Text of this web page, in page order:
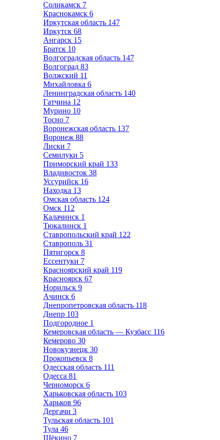
Соликамск 7
Краснокамск 6
Иркутская область 147
Иркутск 68
Ангарск 15
Братск 10
Волгоградская область 147
Волгоград 83
Волжский 11
Михайловка 6
Ленинградская область 140
Гатчина 12
Мурино 10
Тосно 7
Воронежская область 137
Воронеж 88
Лиски 7
Семилуки 5
Приморский край 133
Владивосток 38
Уссурийск 16
Находка 13
Омская область 124
Омск 112
Калачинск 1
Тюкалинск 1
Ставропольский край 122
Ставрополь 31
Пятигорск 8
Ессентуки 7
Красноярский край 119
Красноярск 67
Норильск 9
Ачинск 6
Днепропетровская область 118
Днепр 103
Подгородное 1
Кемеровская область — Кузбасс 116
Кемерово 30
Новокузнецк 30
Прокопьевск 8
Одесская область 111
Одесса 81
Черноморск 6
Харьковская область 103
Харьков 96
Дергачи 3
Тульская область 101
Тула 46
Щёкино 7